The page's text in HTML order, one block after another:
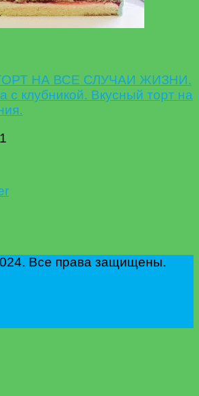
НА ВСЕ СЛУЧАИ ЖИЗНИ.
с клубникой. Вкусный торт на
Все права защищены.